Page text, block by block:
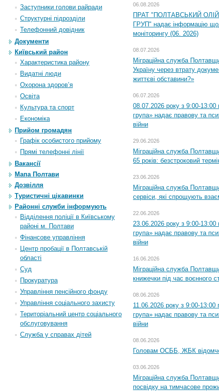
Заступники голови райради
Структурні підрозділи
Телефонний довідник
Документи
Київський район
Характеристика району
Видатні люди
Охорона здоров’я
Освіта
Культура та спорт
Економіка
Прийом громадян
Графік особистого прийому
Прямі телефонні лінії
Вакансії
Мапа Полтави
Дозвілля
Туристичні цікавинки
Районні служби інформують
Відділення поліції в Київському
районі м. Полтави
Фінансове управління
Центр пробації в Полтавській
області
Суд
Прокуратура
Управління пенсійного фонду
Управління соціального захисту
Територіальний центр соціального
обслуговування
Служба у справах дітей
06.08.2026
ПРАТ "ПОЛТАВСЬКИЙ
ГРУП" надає інформацію
моніторингу (06. 2026)
08.07.2026
Міграційна служба
Україну через втрату
життєві обставини?»
06.07.2026
08.07.2026 року з 9:00-13:00
група» надає правову та
війни
29.06.2026
Міграційна служба
65 років: безстроковий
23.06.2026
Міграційна служба
сервіси, які спрощують
22.06.2026
23.06.2026 року з 9:00-13:00
група» надає правову та
війни
16.06.2026
Міграційна служба
книжечки під час воєнного
08.06.2026
11.06.2026 року з 9:00-13:00
група» надає правову та
війни
08.06.2026
Головам ОСББ, ЖБК
03.06.2026
Міграційна служба
посвідку на тимчасове